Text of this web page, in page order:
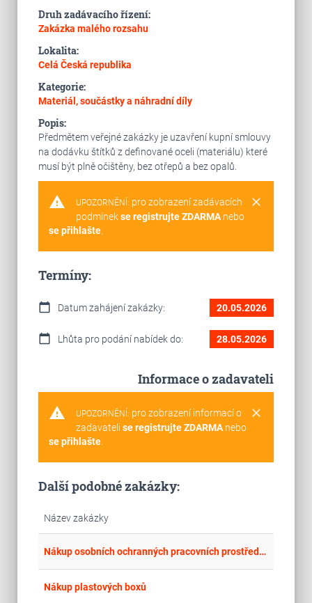
Druh zadávacího řízení:
Zakázka malého rozsahu
Lokalita:
Celá Česká republika
Kategorie:
Materiál, součástky a náhradní díly
Popis:
Předmětem veřejné zakázky je uzavření kupní smlouvy
na dodávku štítků z definované oceli (materiálu) které
musí být plně očištěny, bez otřepů a bez opalů.
warning clear
UPOZORNĚNÍ: pro zobrazení zadávacích
podmínekse registrujte ZDARMAnebo
se přihlašte.
Termíny:
calendar_today Datum zahájení zakázky: 20.05.2026
calendar_today Lhůta pro podání nabídek do: 28.05.2026
Informace o zadavateli
warning clear
UPOZORNĚNÍ: pro zobrazení informací o
zadavateli se registrujte ZDARMAnebo
se přihlašte.
Další podobné zakázky:
Název zakázky
Nákup osobních ochranných pracovních prostředků
Nákup plastových boxů